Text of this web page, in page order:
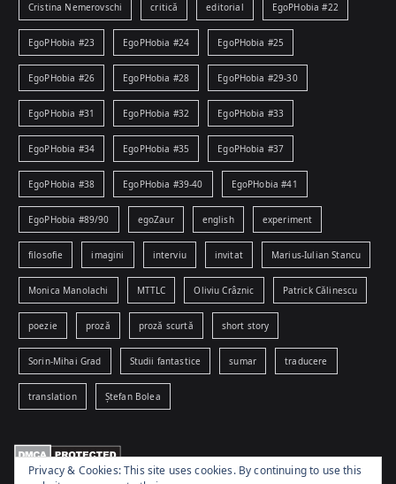
Cristina Nemerovschi critică editorial EgoPHobia #22
EgoPHobia #23 EgoPHobia #24 EgoPHobia #25
EgoPHobia #26 EgoPHobia #28 EgoPHobia #29-30
EgoPHobia #31 EgoPHobia #32 EgoPHobia #33
EgoPHobia #34 EgoPHobia #35 EgoPHobia #37
EgoPHobia #38 EgoPHobia #39-40 EgoPHobia #41
EgoPHobia #89/90 egoZaur english experiment
filosofie imagini interviu invitat Marius-Iulian Stancu
Monica Manolachi MTTLC Oliviu Crâznic Patrick Călinescu
poezie proză proză scurtă short story
Sorin-Mihai Grad Studii fantastice sumar traducere
translation Ștefan Bolea
Privacy & Cookies: This site uses cookies. By continuing to use this